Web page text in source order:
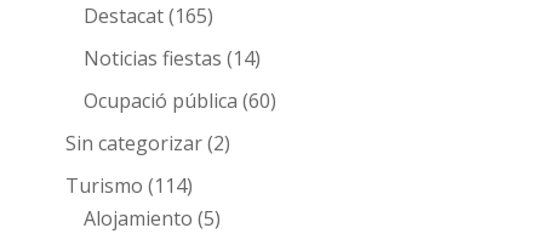
Destacat(165)
Noticias fiestas (14)
Ocupació pública (60)
Sin categorizar(2)
Turismo (114)
Alojamiento (5)